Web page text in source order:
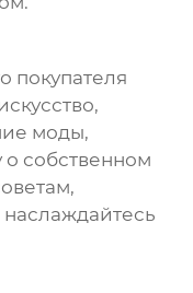
покупателя
моды,
о собственном